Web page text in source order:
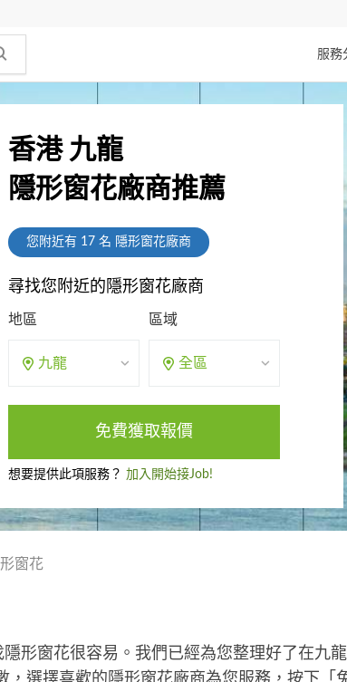
服務
香港 九龍
隱形窗花廠商推薦
您附近有 17 名 隱形窗花廠商
尋找您附近的隱形窗花廠商
地區
九龍
區域
全區
免費獲取報價
想要提供此項服務？ 加入開始接Job!
窗花
形窗花很容易。我們已經為您整理好了在九